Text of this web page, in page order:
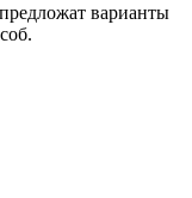
варианты